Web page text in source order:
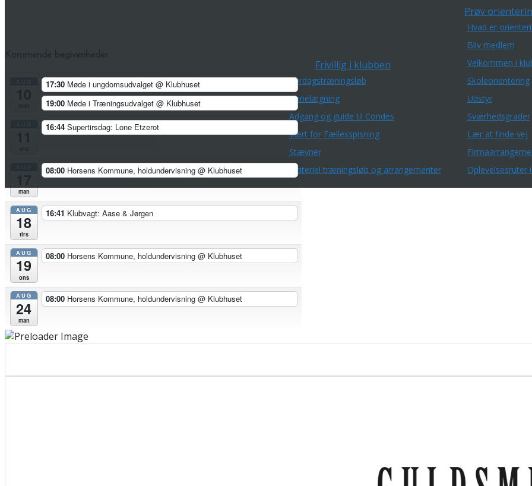
Frivillig i klubben
Lørdagstræningsløb
Banelægning
Adgang og guide til Condes
Vært for Fællesspisning
Stævner
Materiel træningsløb og arrangementer
Prøv
Hvad er
Bliv medlem
Velkommen i
Skoleorientering
Udstyr
Sværhedsgrader
Lær at finde vej
Oplevelsesruter
17:30 Møde i ungdomsudvalget @ Klubhuset
19:00 Møde i Træningsudvalget @ Klubhuset
16:44 Supertirsdag: Lone Etzerot
man
08:00 Horsens Kommune, holdundervisning @ Klubhuset
AUG
18
tirs
16:41 Klubvagt: Aase & Jørgen
AUG
19
ons
08:00 Horsens Kommune, holdundervisning @ Klubhuset
AUG
24
man
08:00 Horsens Kommune, holdundervisning @ Klubhuset